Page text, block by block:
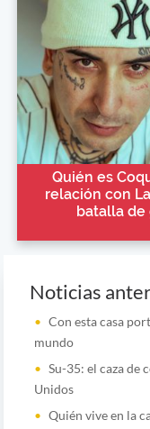
Quién es
relación con
batalla de
Noticias
Con esta casa
mundo
Su-35: el caza de
Unidos
Quién vive en la